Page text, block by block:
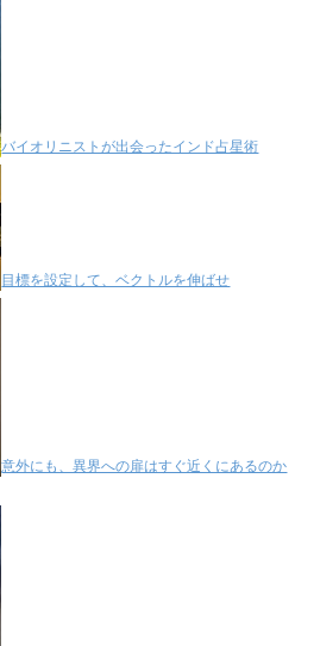
バイオリニストが出会ったインド占星術
目標を設定して、ベクトルを伸ばせ
意外にも、異界への扉はすぐ近くにあるのか